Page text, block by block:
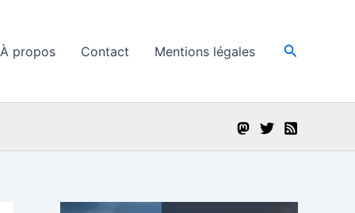
À propos Contact Mentions légales